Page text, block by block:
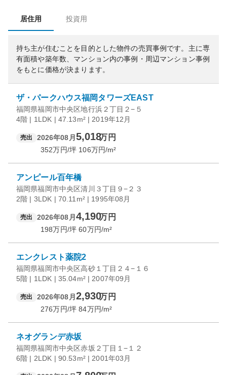
居住用 投資用
持ち主が住むことを目的とした物件の売買事例です。 主に専
有面積や築年数、マンション内の事例・周辺マンション事例
をもとに価格が決まります。
ザ・パークハウス福岡タワーズEAST
福岡県福岡市中央区地行浜２丁目２−５
4階 | 1LDK | 47.13m² | 2019年12月
売出 2026年08月 5,018万円
352万円/坪 106万円/m²
アンピール百年橋
福岡県福岡市中央区清川３丁目９−２３
2階 | 3LDK | 70.11m² | 1995年08月
売出 2026年08月 4,190万円
198万円/坪 60万円/m²
エンクレスト薬院2
福岡県福岡市中央区高砂１丁目２４−１６
5階 | 1LDK | 35.04m² | 2007年09月
売出 2026年08月 2,930万円
276万円/坪 84万円/m²
ネオグランデ赤坂
福岡県福岡市中央区赤坂２丁目１−１２
6階 | 2LDK | 90.53m² | 2001年03月